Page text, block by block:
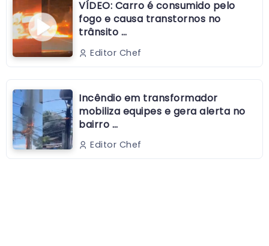
VÍDEO: Carro é consumido pelo
fogo e causa transtornos no
trânsito …
Editor Chef
Incêndio em transformador
mobiliza equipes e gera alerta no
bairro …
Editor Chef